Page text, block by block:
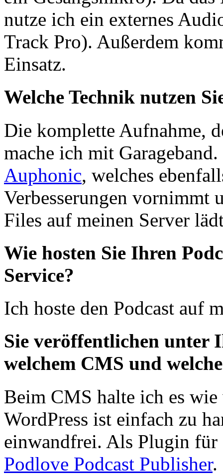
nutze ich ein externes
Track Pro). Außerdem
Einsatz.
Welche Technik nutzen
Die komplette Aufnahme,
mache ich mit
Auphonic, welches
Verbesserungen vornimmt
Files auf meinen Server
Wie hosten Sie Ihren
Service?
Ich hoste den Podcast auf
Sie veröffentlichen unter
welchem CMS und
Beim CMS halte ich es
WordPress ist einfach zu
einwandfrei. Als Plugin für
Podlove Podcast Publisher.